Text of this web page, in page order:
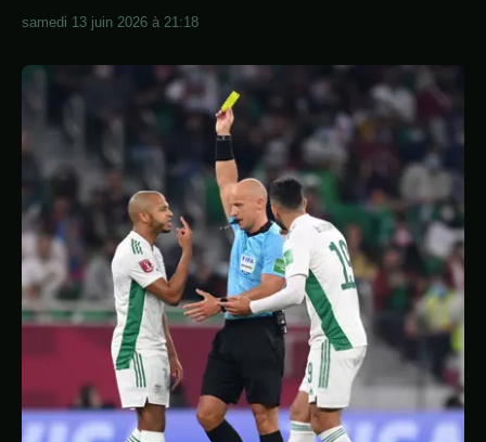
GALERIE
À PROPOS
CONTACT
samedi 13 juin 2026 à 21:18